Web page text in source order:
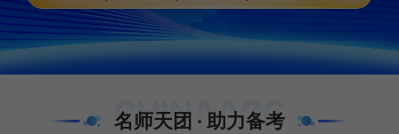
名师天团 · 助力备考